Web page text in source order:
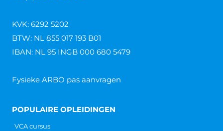
KVK: 6292 5202
BTW: NL 855 017 193 B01
IBAN: NL 95 INGB 000 680 5479
Fysieke ARBO pas aanvragen
POPULAIRE OPLEIDINGEN
VCA cursus